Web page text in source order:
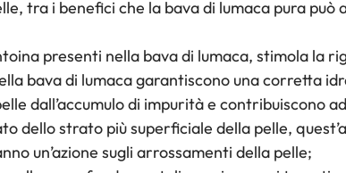
tra i benefici che la bava di lumaca pura
presenti nella bava di lumaca, stimola la
bava di lumaca garantiscono una corretta
dall’accumulo di impurità e contribuiscono
dello strato più superficiale della pelle,
un’azione sugli arrossamenti della pelle;